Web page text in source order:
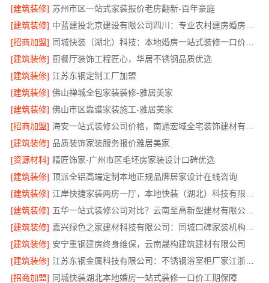
[建筑装修] 苏州市区一站式家装报价老房翻新-百年豪庭
[建筑装修]
[招商加盟]
同城快装（湖北）科技：本地婚房一站式装修一口价工期保障
[建筑装修] 厨餐厅装饰工程匠心，华居不锈钢品质优选
[建筑装修] 江苏东钢定制工厂加盟
[建筑装修] 佛山禅城全包家装装修-雅居美家
[建筑装修] 佛山市区靠谱家装施工-雅居美家
[招商加盟]
[建筑装修] 品质装饰家装服务报价雅居美家
[资源材料] 精匠饰家-广州市区毛坯房家装设计口碑优选
[建筑装修] 顶派全铝高端定制本地正规品牌居家设计在线咨询
[建筑装修]
[建筑装修]
五华一站式装修公司对比？云南至高新型建材有限公司优势明显
[建筑装修]
[建筑装修] 安宁重钢建房终身维保，云南晟构建筑建材有限公司
[建筑装修]
江苏东钢金属科技有限公司：不锈钢浴室柜厂家江浙沪加盟
[招商加盟] 同城快装湖北本地婚房一站式装修一口价工期保障